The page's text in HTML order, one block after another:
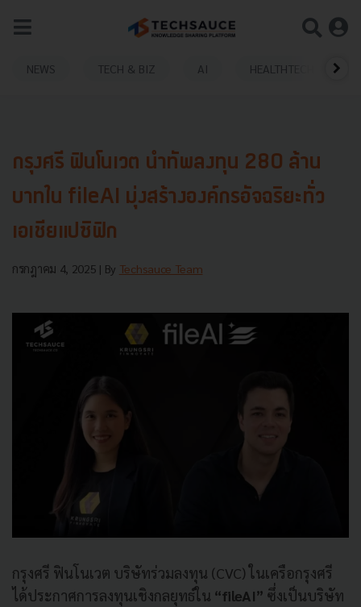
NEWS TECH & BIZ AI HEALTHTECH
กรุงศรี ฟินโนเวต นำทัพลงทุน 280 ล้าน
บาทใน fileAI มุ่งสร้างองค์กรอัจฉริยะทั่ว
เอเชียแปซิฟิก
กรกฎาคม 4, 2025 | By Techsauce Team
กรุงศรี ฟินโนเวต บริษัทร่วมลงทุน (CVC) ในเครือกรุงศรี
ได้ประกาศการลงทุนเชิงกลยุทธ์ใน “fileAI” ซึ่งเป็นบริษัท